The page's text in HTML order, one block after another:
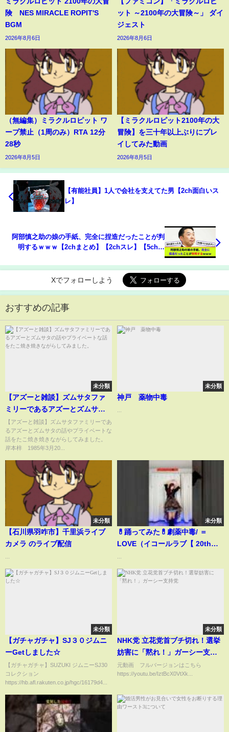
険 NES MIRACLE ROPIT'S
BGM
2026年8月6日
ット ～2100年の大冒険～」 ダイ
ジェスト
2026年8月6日
（無編集）ミラクルロピット ワ
ープ禁止（1周のみ）RTA 12分
28秒
2026年8月5日
【ミラクルロピット2100年の大
冒険】を三十年以上ぶりにプレ
イしてみた動画
2026年8月5日
【有能社員】1人で会社を支えてた男【2ch面白いス
レ】
阿部慎之助の娘の手紙、完全に捏造だったことが判
明するｗｗｗ【2chまとめ】【2chスレ】【5chス
Xでフォローしよう
おすすめの記事
未分類
【アズーと雑談】ズムサタファ
ミリーであるアズーとズムサタ
の話やプライベートな話をたこ
焼き焼きながらしてみました。
【アズーと雑談】ズムサタファミリーであ
るアズーとズムサタの話やプライベートな
話をたこ焼き焼きながらしてみました。
岸本梓 1985年3月20...
未分類
神戸 薬物中毒
未分類
【石川県羽咋市】千里浜ライブ
カメラ のライブ配信
未分類
💊踊ってみた💊劇薬中毒/ ＝
LOVE（イコールラブ【 20th
未分類
【ガチャガチャ】SJ３０ジムニ
ーGetしました☆
【ガチャガチャ】SUZUKI ジムニーSJ30
コレクション
https://hb.afl.rakuten.co.jp/hgc/16179d4...
未分類
NHK党 立花党首ブチ切れ！選挙
妨害に「黙れ！」ガーシー支持
党
元動画 フルバージョンはこちら
https://youtu.be/IztBcX0VtXk...